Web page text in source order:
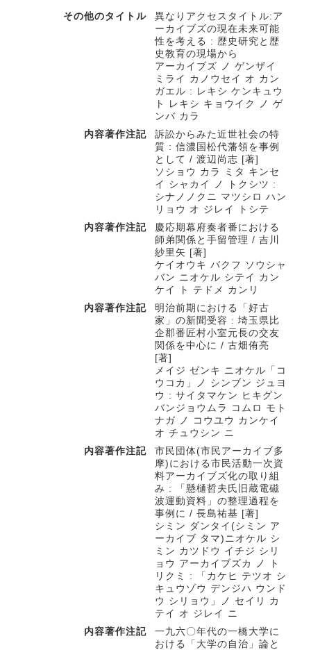
その他のタイトル
異なりアクセスタイトル:ア
ーカイブズの現在未来可能
性を考える : 歴史研究と歴
史教育の現場から
アーカイブズ ノ ゲンザイ
ミライ カノウセイ オ カン
ガエル : レキシ ケンキュウ
ト レキシ キョウイク ノ ゲ
ンバ カラ
内容著作注記
訴訟からみた近世社会の特
質 : 信濃国松代藩領を事例
として / 渡辺尚志 [著]
ソショウ カラ ミタ キンセ
イ シャカイ ノ トクシツ :
シナノノクニ マツシロ ハン
リョウ オ ジレイ トシテ
内容著作注記
慶応期幕府奏者番における
師弟関係と手留管理 / 吉川
紗里矢 [著]
ケイオウキ バクフ ソウシャ
バン ニオケル シテイ カン
ケイ ト テドメ カンリ
内容著作注記
明治前期における「好古
家」の新聞受容 : 埼玉県比
企郡番匠村小室元長の交友
関係を中心に / 古畑侑亮
[著]
メイジ ゼンキ ニオケル「コ
ウコカ」ノ シンブン ジュヨ
ウ : サイタマケン ヒキグン
バンジョウムラ コムロ モト
ナガ ノ コウユウ カンケイ
オ チュウシン ニ
内容著作注記
市民団体(市民アーカイブ多
摩)における市民活動一次資
料アーカイブズ化の取り組
み : 「懸樋哲夫氏旧蔵電磁
波運動資料」の整理過程を
事例に / 長島祐基 [著]
シミン ダンタイ(シミン ア
ーカイブ タマ)ニオケル シ
ミン カツドウ イチジ シリ
ョウ アーカイブズカ ノ ト
リクミ : 「カケヒ テツオ シ
キュウゾウ デンジハ ウンド
ウ シリョウ」ノ セイリ カ
テイ オ ジレイ ニ
内容著作注記
一九六〇年代の一橋大学に
おける「大学の自治」論と